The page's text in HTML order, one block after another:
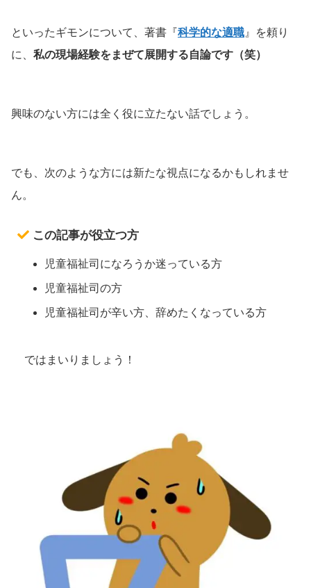
といったギモンについて、著書『科学的な適職』を頼り
に、 私の現場経験をまぜて展開する自論です（笑）
興味のない方には全く役に立たない話でしょう。
でも、次のような方には新たな視点になるかもしれませ
ん。
この記事が役立つ方
児童福祉司になろうか迷っている方
児童福祉司の方
児童福祉司が辛い方、辞めたくなっている方
ではまいりましょう！